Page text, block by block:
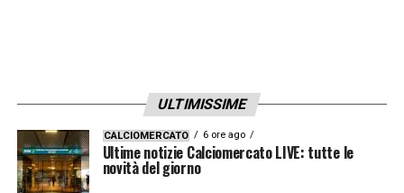
ULTIMISSIME
CALCIOMERCATO 6 ore ago
Ultime notizie Calciomercato LIVE: tutte le
novità del giorno